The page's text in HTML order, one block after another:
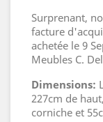
Surprenant,
facture
achetée le 9
Meubles C.
Dimensions:
227cm de
corniche et